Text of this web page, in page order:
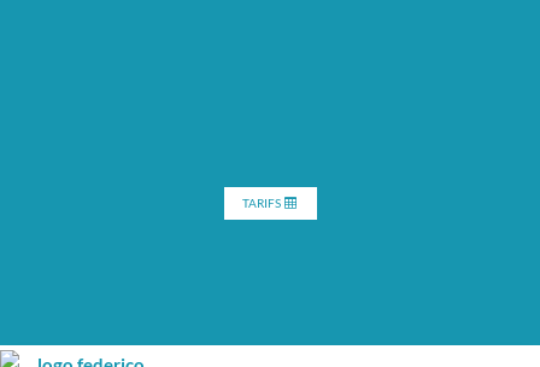
TARIFS